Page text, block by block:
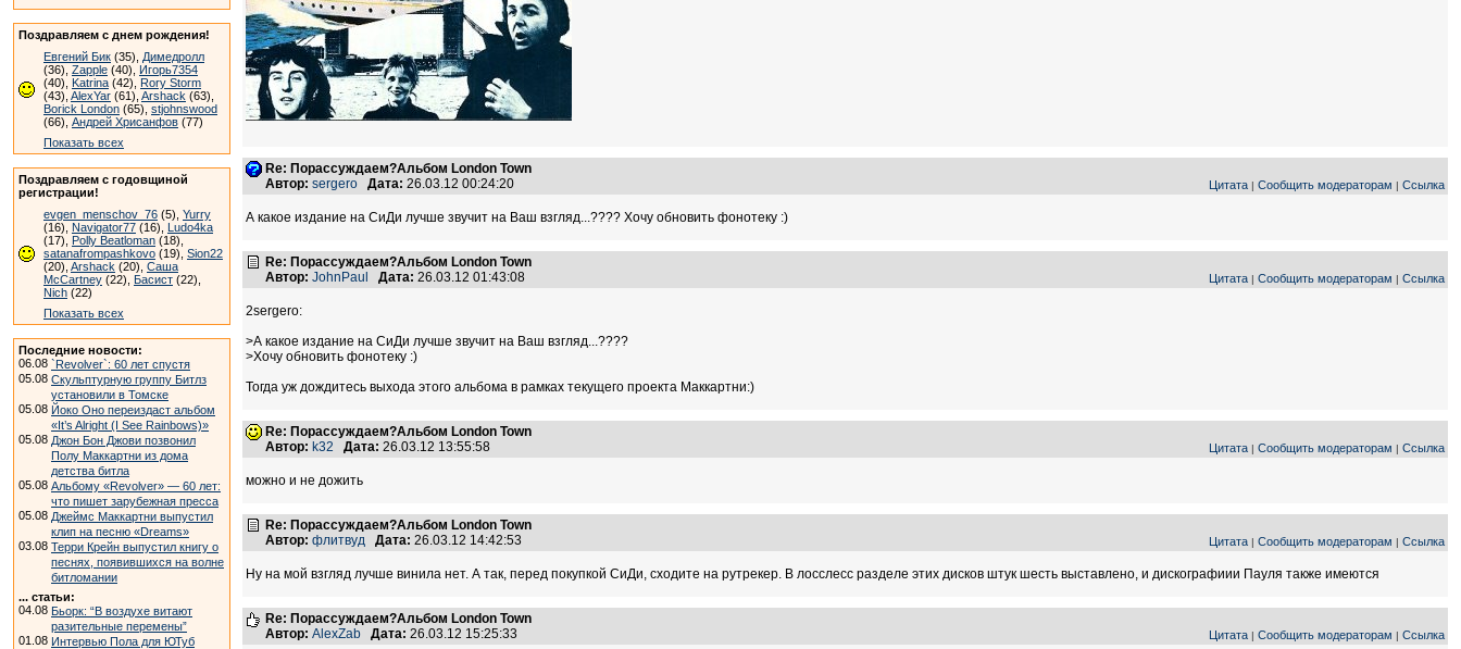
Поздравляем с днем рождения!
Евгений Бик (35), Димедролл
(36), Zapple (40), Игорь7354
(40), Katrina (42), Rory Storm
(43), AlexYar (61), Arshack (63),
Borick London (65), stjohnswood
(66), Андрей Хрисанфов (77)
Показать всех
Поздравляем с годовщиной
регистрации!
evgen_menschov_76 (5), Yurry
(16), Navigator77 (16), Ludo4ka
(17), Polly Beatloman (18),
satanafrompashkovo (19), Sion22
(20), Arshack (20), Саша
McCartney (22), Басист (22),
Nich (22)
Показать всех
Последние новости:
06.08 `Revolver`: 60 лет спустя
05.08 Скульптурную группу Битлз
установили в Томске
05.08 Йоко Оно переиздаст альбом
«It’s Alright (I See Rainbows)»
05.08 Джон Бон Джови позвонил
Полу Маккартни из дома
детства битла
05.08 Альбому «Revolver» — 60 лет:
что пишет зарубежная пресса
05.08 Джеймс Маккартни выпустил
клип на песню «Dreams»
03.08 Терри Крейн выпустил книгу о
песнях, появившихся на волне
битломании
... статьи:
04.08 Бьорк: “В воздухе витают
разительные перемены”
01.08 Интервью Пола для ЮТуб
Re: Порассуждаем?Альбом London Town
Автор: sergero Дата: 26.03.12 00:24:20 Цитата | Сообщить модераторам | Ссылка
А какое издание на СиДи лучше звучит на Ваш взгляд...???? Хочу обновить фонотеку :)
Re: Порассуждаем?Альбом London Town
Автор: JohnPaul Дата: 26.03.12 01:43:08 Цитата | Сообщить модераторам | Ссылка
2sergero:
>А какое издание на СиДи лучше звучит на Ваш взгляд...????
>Хочу обновить фонотеку :)
Тогда уж дождитесь выхода этого альбома в рамках текущего проекта Маккартни:)
Re: Порассуждаем?Альбом London Town
Автор: k32 Дата: 26.03.12 13:55:58 Цитата | Сообщить модераторам | Ссылка
можно и не дожить
Re: Порассуждаем?Альбом London Town
Автор: флитвуд Дата: 26.03.12 14:42:53 Цитата | Сообщить модераторам | Ссылка
Ну на мой взгляд лучше винила нет. А так, перед покупкой СиДи, сходите на рутрекер. В лосслесс разделе этих дисков штук шесть выставлено, и дискографиии Пауля также имеются
Re: Порассуждаем?Альбом London Town
Автор: AlexZab Дата: 26.03.12 15:25:33 Цитата | Сообщить модераторам | Ссылка